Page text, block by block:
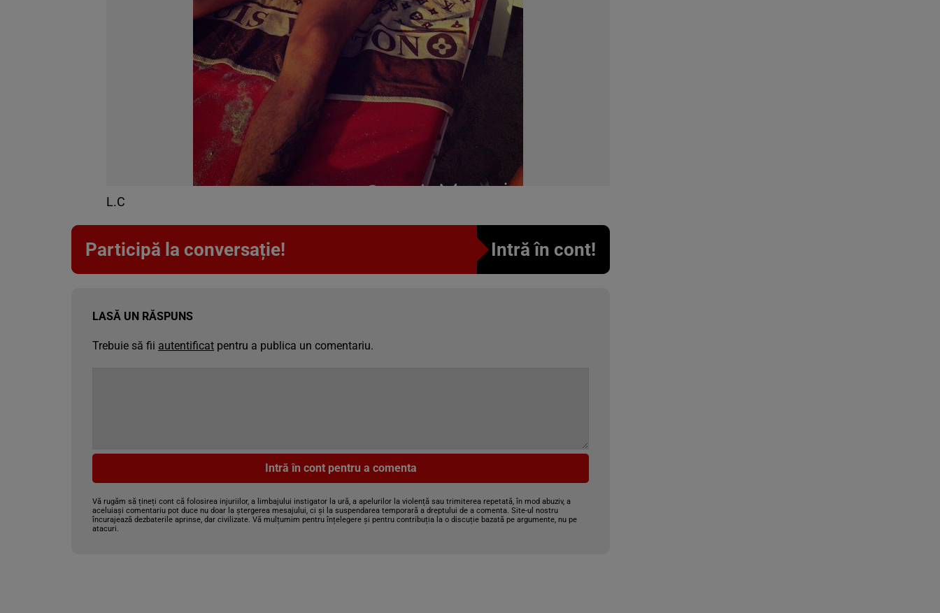
L.C
Participă la conversație! Intră în cont!
LASĂ UN RĂSPUNS
Trebuie să fii autentificat pentru a publica un comentariu.
Intră în cont pentru a comenta
Vă rugăm să țineți cont că folosirea injuriilor, a limbajului instigator la ură, a apelurilor la violență sau trimiterea repetată, în mod abuziv, a
aceluiași comentariu pot duce nu doar la ștergerea mesajului, ci și la suspendarea temporară a dreptului de a comenta. Site-ul nostru
încurajează dezbaterile aprinse, dar civilizate. Vă mulțumim pentru înțelegere și pentru contribuția la o discuție bazată pe argumente, nu pe
atacuri.